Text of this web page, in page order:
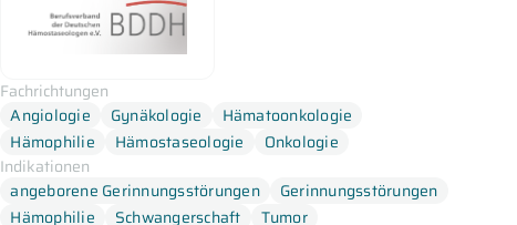
Fachrichtungen
Angiologie
Gynäkologie
Hämatoonkologie
Hämophilie
Hämostaseologie Onkologie
Indikationen
angeborene Gerinnungsstörungen
Gerinnungsstörungen
Hämophilie
Schwangerschaft
Tumor